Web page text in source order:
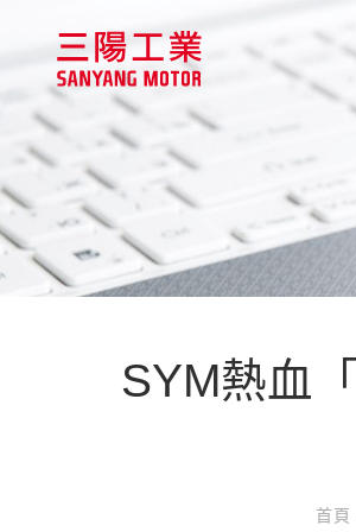
SYM熱血
首頁